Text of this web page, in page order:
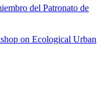
del Patronato de
on Ecological Urban